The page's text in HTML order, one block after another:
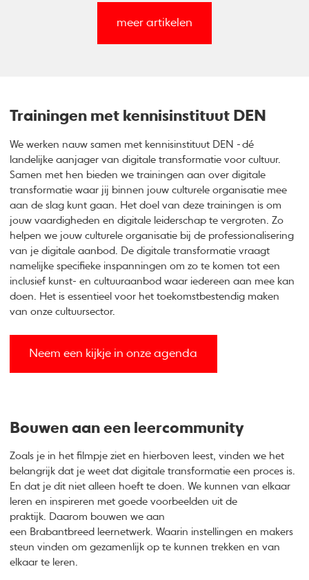
meer artikelen
Trainingen met kennisinstituut DEN
We werken nauw samen met kennisinstituut DEN - dé
landelijke aanjager van digitale transformatie voor cultuur.
Samen met hen bieden we trainingen aan over digitale
transformatie waar jij binnen jouw culturele organisatie mee
aan de slag kunt gaan. Het doel van deze trainingen is om
jouw vaardigheden en digitale leiderschap te vergroten. Zo
helpen we jouw culturele organisatie bij de professionalisering
van je digitale aanbod. De digitale transformatie vraagt
namelijke specifieke inspanningen om zo te komen tot een
inclusief kunst- en cultuuraanbod waar iedereen aan mee kan
doen. Het is essentieel voor het toekomstbestendig maken
van onze cultuursector.
Neem een kijkje in onze agenda
Bouwen aan een leercommunity
Zoals je in het filmpje ziet en hierboven leest, vinden we het
belangrijk dat je weet dat digitale transformatie een proces is.
En dat je dit niet alleen hoeft te doen. We kunnen van elkaar
leren en inspireren met goede voorbeelden uit de
praktijk. Daarom bouwen we aan
een Brabantbreed leernetwerk. Waarin instellingen en makers
steun vinden om gezamenlijk op te kunnen trekken en van
elkaar te leren.